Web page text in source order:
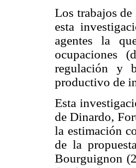
Los trabajos
esta
agentes la
ocupaciones
regulación y
productivo de
Esta
de Dinardo,
la estimación
de la
Bourguignon